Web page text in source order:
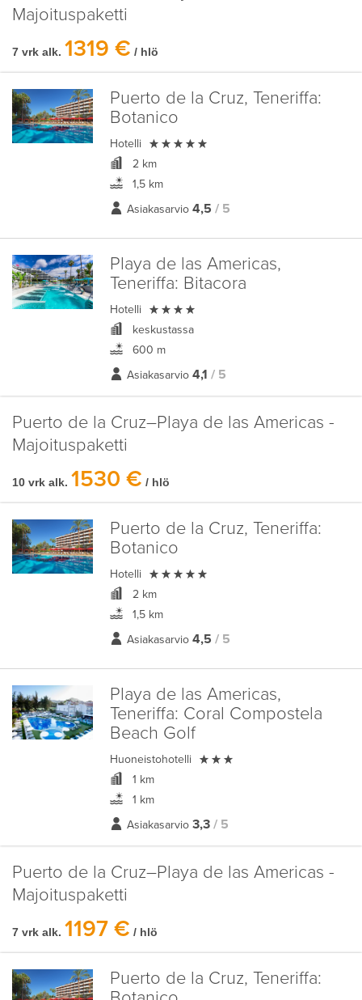
Majoituspaketti
7 vrk alk. 1319 € / hlö
Puerto de la Cruz, Teneriffa:
Botanico
Hotelli 
2 km
1,5 km
Asiakasarvio 4,5 / 5
Playa de las Americas,
Teneriffa: Bitacora
Hotelli 
keskustassa
600 m
Asiakasarvio 4,1 / 5
Puerto de la Cruz–Playa de las Americas -
Majoituspaketti
10 vrk alk. 1530 € / hlö
Puerto de la Cruz, Teneriffa:
Botanico
Hotelli 
2 km
1,5 km
Asiakasarvio 4,5 / 5
Playa de las Americas,
Teneriffa: Coral Compostela
Beach Golf
Huoneistohotelli 
1 km
1 km
Asiakasarvio 3,3 / 5
Puerto de la Cruz–Playa de las Americas -
Majoituspaketti
7 vrk alk. 1197 € / hlö
Puerto de la Cruz, Teneriffa: